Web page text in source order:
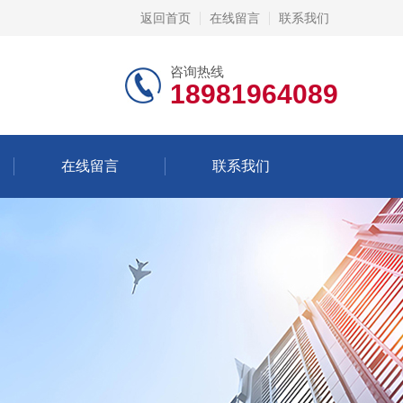
返回首页 在线留言 联系我们
咨询热线
18981964089
在线留言 联系我们